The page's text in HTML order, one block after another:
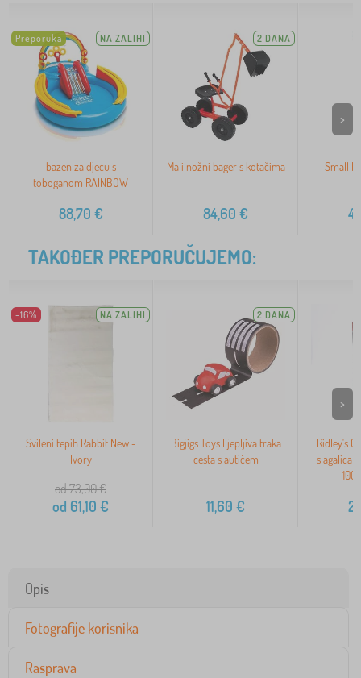
Preporuka NA ZALIHI
bazen za djecu s
toboganom RAINBOW
88,70 €
2 DANA
Mali nožni bager s kotačima
84,60 €
Small
>
TAKOĐER PREPORUČUJEMO:
-16% NA ZALIHI
Svileni tepih Rabbit New -
Ivory
od 73,00€
od 61,10 €
2 DANA
Bigjigs Toys Ljepljiva traka
cesta s autićem
11,60 €
Ridley's
slagalica
>
Opis
Fotografije korisnika
Rasprava